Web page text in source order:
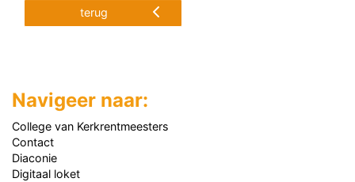
terug
Navigeer naar:
College van Kerkrentmeesters
Contact
Diaconie
Digitaal loket